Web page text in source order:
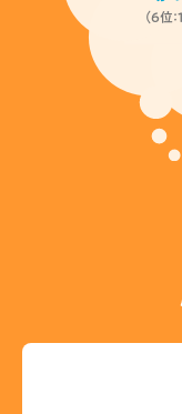
（6位